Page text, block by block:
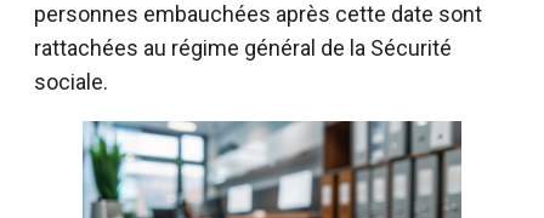
personnes embauchées après cette date sont
rattachées au régime général de la Sécurité
sociale.